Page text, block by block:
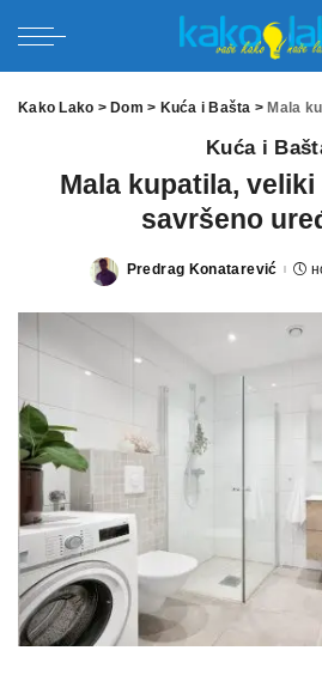
Kako Lako > Dom > Kuća i Bašta > Mala
Kuća i
Mala kupatila,
savršeno
Posted
Predrag Konatarević